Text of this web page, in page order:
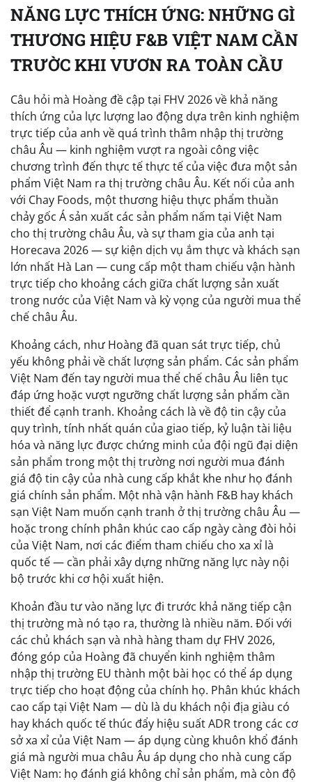
NĂNG LỰC THÍCH ỨNG: NHỮNG GÌ
THƯƠNG HIỆU F&B VIỆT NAM CẦN
TRƯỜC KHI VƯƠN RA TOÀN CẦU
Câu hỏi mà Hoàng đề cập tại FHV 2026 về khả năng
thích ứng của lực lượng lao động dựa trên kinh nghiệm
trực tiếp của anh về quá trình thâm nhập thị trường
châu Âu — kinh nghiệm vượt ra ngoài công việc
chương trình đến thực tế thực tế của việc đưa một sản
phẩm Việt Nam ra thị trường châu Âu. Kết nối của anh
với Chay Foods, một thương hiệu thực phẩm thuần
chảy gốc Á sản xuất các sản phẩm nấm tại Việt Nam
cho thị trường châu Âu, và sự tham gia của anh tại
Horecava 2026 — sự kiện dịch vụ ắm thực và khách sạn
lớn nhất Hà Lan — cung cấp một tham chiếu vận hành
trực tiếp cho khoảng cách giữa chất lượng sản xuất
trong nước của Việt Nam và kỳ vọng của người mua thể
chế châu Âu.
Khoảng cách, như Hoàng đã quan sát trực tiếp, chủ
yếu không phải về chất lượng sản phẩm. Các sản phẩm
Việt Nam đến tay người mua thể chế châu Âu liên tục
đáp ứng hoặc vượt ngưỡng chất lượng sản phẩm cần
thiết để cạnh tranh. Khoảng cách là về độ tin cậy của
quy trình, tính nhất quán của giao tiếp, kỷ luận tài liệu
hóa và năng lực được chứng minh của đội ngũ đại diện
sản phẩm trong một thị trường nơi người mua đánh
giá độ tin cậy của nhà cung cấp khắt khe như họ đánh
giá chính sản phẩm. Một nhà vận hành F&B hay khách
sạn Việt Nam muốn cạnh tranh ở thị trường châu Âu —
hoặc trong chính phân khúc cao cấp ngày càng đòi hỏi
của Việt Nam, nơi các điểm tham chiếu cho xa xỉ là
quốc tế — cần phải xây dựng những năng lực này nội
bộ trước khi cơ hội xuất hiện.
Khoản đầu tư vào năng lực đi trước khả năng tiếp cận
thị trường mà nó tạo ra, thường là nhiều năm. Đối với
các chủ khách sạn và nhà hàng tham dự FHV 2026,
đóng góp của Hoàng đã chuyển kinh nghiệm thâm
nhập thị trường EU thành một bài học có thể áp dụng
trực tiếp cho hoạt động của chính họ. Phân khúc khách
cao cấp tại Việt Nam — dù là du khách nội địa giàu có
hay khách quốc tế thúc đẩy hiệu suất ADR trong các cơ
sở xa xỉ của Việt Nam — áp dụng cùng khuôn khổ đánh
giá mà người mua châu Âu áp dụng cho nhà cung cấp
Việt Nam: họ đánh giá không chỉ sản phẩm, mà còn độ